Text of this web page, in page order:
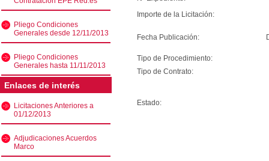
Pliego Condiciones
Generales desde 12/11/2013
Pliego Condiciones
Generales hasta 11/11/2013
Enlaces de interés
Licitaciones Anteriores a
01/12/2013
Adjudicaciones Acuerdos
Marco
Importe de la Licitación:
Fecha Publicación:
Tipo de Procedimiento:
Tipo de Contrato:
Estado: